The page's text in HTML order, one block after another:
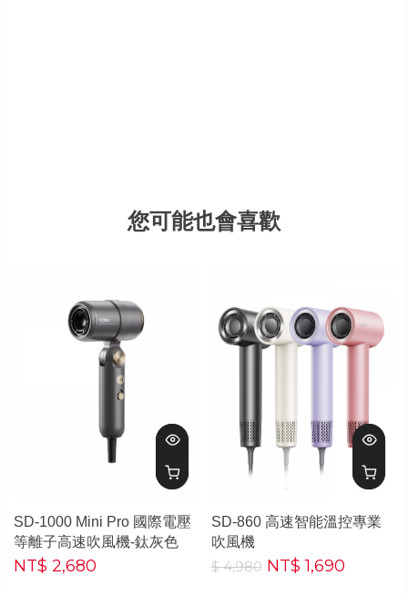
您可能也會喜歡
SD-1000 Mini Pro 國際電壓
等離子高速吹風機-鈦灰色
NT$ 2,680
SD-860 高速智能溫控專業
吹風機
$ 4,980 NT$ 1,690